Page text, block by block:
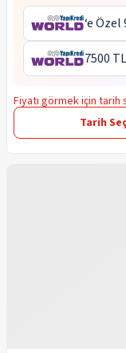
‘e Özel
7500
Fiyatı görmek için tarih
Tarih